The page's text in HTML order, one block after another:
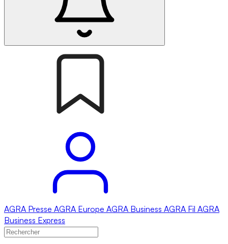
AGRA Presse AGRA Europe AGRA Business AGRA Fil AGRA
Business Express